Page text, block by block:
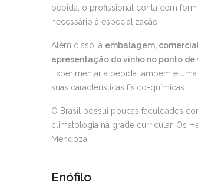
bebida, o profissional conta com
necessário à especialização.
Além disso, a embalagem,
apresentação do vinho no ponto de
Experimentar a bebida também é
suas características físico-químicas.
O Brasil possui poucas faculdades
climatologia na grade curricular. Os
Mendoza.
Enófilo